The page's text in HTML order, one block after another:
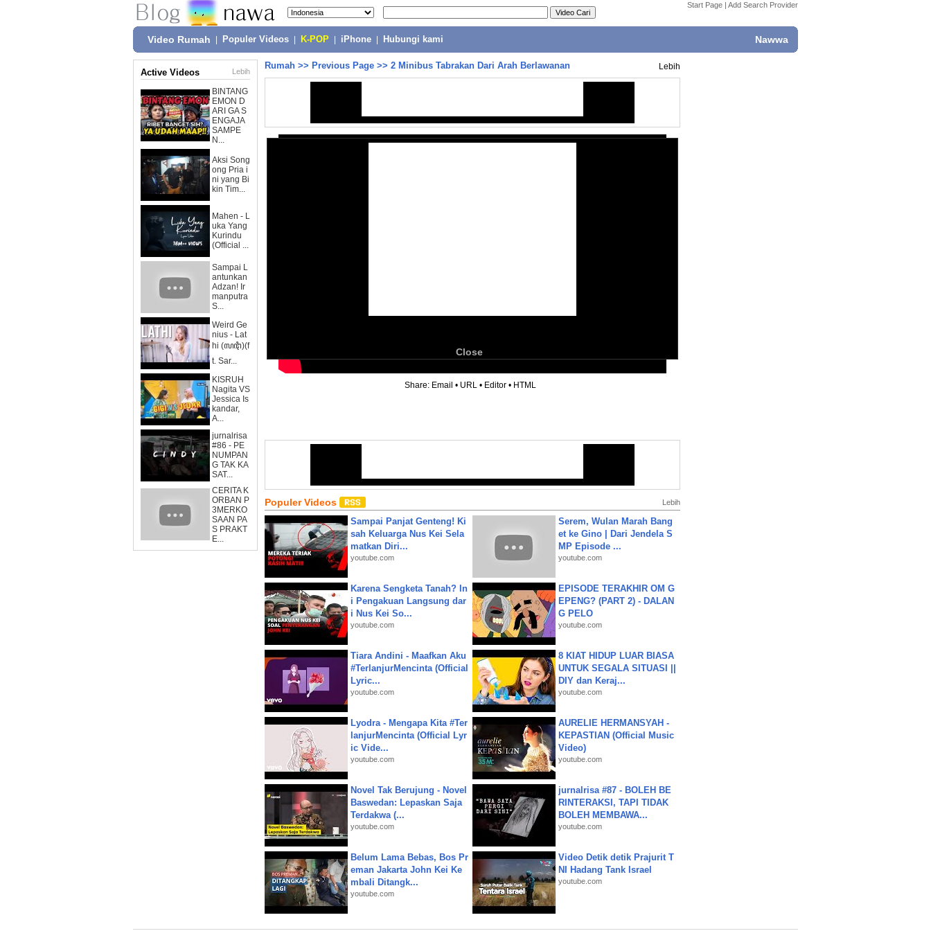
Start Page | Add Search Provider
Video Rumah Populer Videos K-POP iPhone Hubungi kami Nawwa
Active Videos Lebih
BINTANG
EMON D
ARI GA S
ENGAJA
SAMPE
N...
Aksi Song
ong Pria i
ni yang Bi
kin Tim...
Mahen - L
uka Yang
Kurindu
(Official ...
Sampai L
antunkan
Adzan! Ir
manputra
S...
Weird Ge
nius - Lat
hi (ꦭꦛꦶ)(f
t. Sar...
KISRUH
Nagita VS
Jessica Is
kandar,
A...
jurnalrisa
#86 - PE
NUMPAN
G TAK KA
SAT...
CERITA K
ORBAN P
3MERKO
SAAN PA
S PRAKT
E...
Rumah >> Previous Page >> 2 Minibus Tabrakan Dari Arah Berlawanan Lebih
Close
Share: Email • URL • Editor • HTML
Populer Videos Lebih
Sampai Panjat Genteng! Ki
sah Keluarga Nus Kei Sela
matkan Diri...
youtube.com
Serem, Wulan Marah Bang
et ke Gino | Dari Jendela S
MP Episode ...
youtube.com
Karena Sengketa Tanah? In
i Pengakuan Langsung dar
i Nus Kei So...
youtube.com
EPISODE TERAKHIR OM G
EPENG? (PART 2) - DALAN
G PELO
youtube.com
Tiara Andini - Maafkan Aku
#TerlanjurMencinta (Official
Lyric...
youtube.com
8 KIAT HIDUP LUAR BIASA
UNTUK SEGALA SITUASI ||
DIY dan Keraj...
youtube.com
Lyodra - Mengapa Kita #Ter
lanjurMencinta (Official Lyr
ic Vide...
youtube.com
AURELIE HERMANSYAH -
KEPASTIAN (Official Music
Video)
youtube.com
Novel Tak Berujung - Novel
Baswedan: Lepaskan Saja
Terdakwa (...
youtube.com
jurnalrisa #87 - BOLEH BE
RINTERAKSI, TAPI TIDAK
BOLEH MEMBAWA...
youtube.com
Belum Lama Bebas, Bos Pr
eman Jakarta John Kei Ke
mbali Ditangk...
youtube.com
Video Detik detik Prajurit T
NI Hadang Tank Israel
youtube.com